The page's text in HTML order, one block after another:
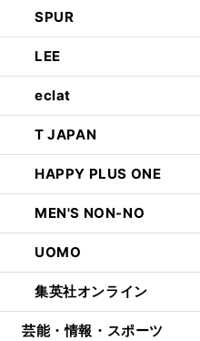
SPUR
LEE
eclat
T JAPAN
HAPPY PLUS ONE
MEN'S NON-NO
UOMO
集英社オンライン
芸能・情報・スポーツ